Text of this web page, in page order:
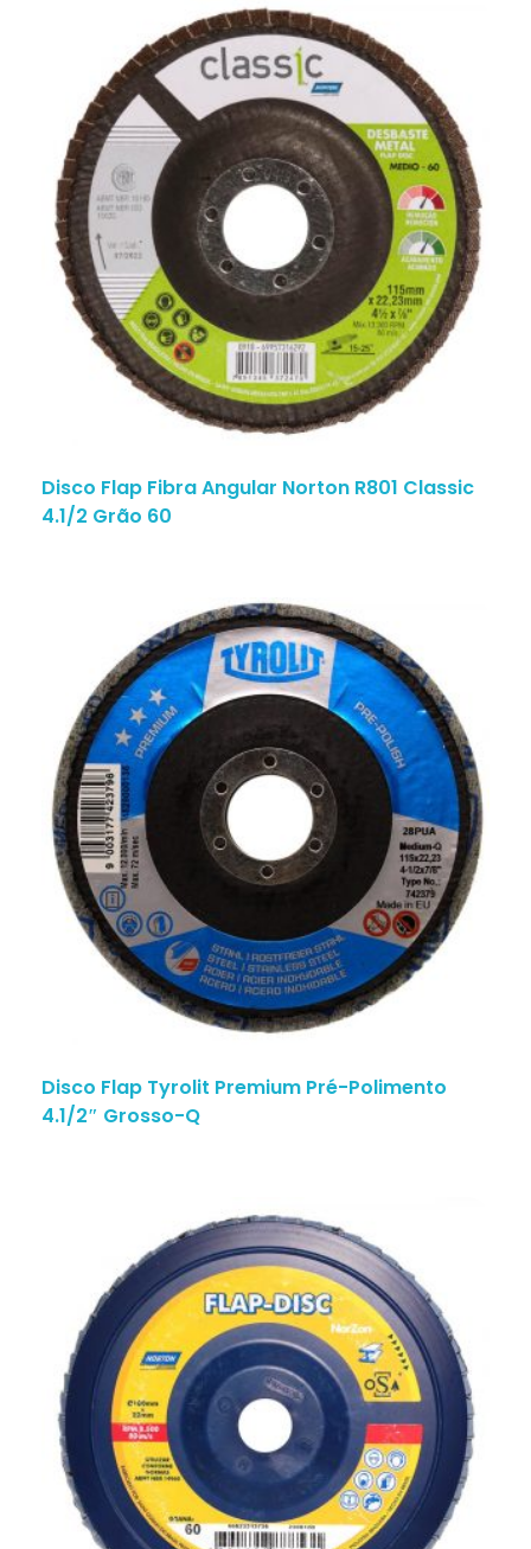
Disco Flap Fibra Angular Norton R801 Classic
4.1/2 Grão 60
Disco Flap Tyrolit Premium Pré-Polimento
4.1/2″ Grosso-Q